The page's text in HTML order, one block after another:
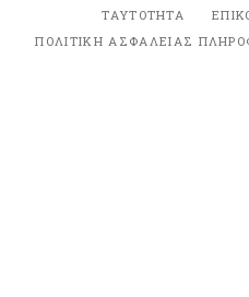
ΤΑΥΤΟΤΗΤΑ
ΠΟΛΙΤΙΚΗ ΑΣΦΑΛΕΙΑΣ